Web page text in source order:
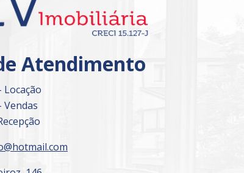
Atendimento
Locação
Vendas